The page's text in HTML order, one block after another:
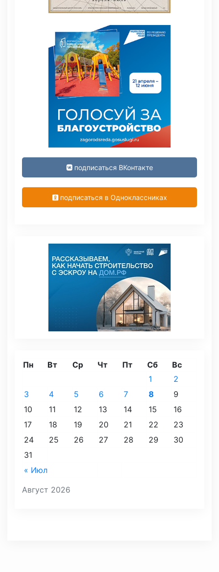
подписаться ВКонтакте
подписаться в Одноклассниках
Август 2026
Пн Вт Ср Чт Пт Сб Вс
« Июл
1
2
3
4 5 6 7 8
9
10
11 12 13 14 15
16
17
18 19 20 21 22
23
24
25 26 27 28 29
30
31